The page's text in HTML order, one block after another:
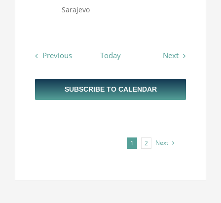
Sarajevo
PreviousEvents Today NextEvents
SUBSCRIBE TO CALENDAR
1 2 Next